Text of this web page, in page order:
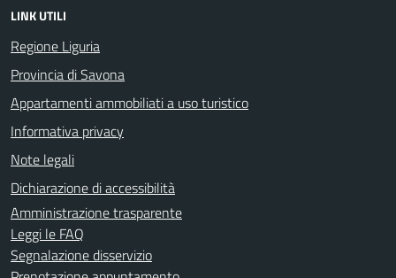
LINK UTILI
Regione Liguria
Provincia di Savona
Appartamenti ammobiliati a uso turistico
Informativa privacy
Note legali
Dichiarazione di accessibilità
Amministrazione trasparente
Leggi le FAQ
Segnalazione disservizio